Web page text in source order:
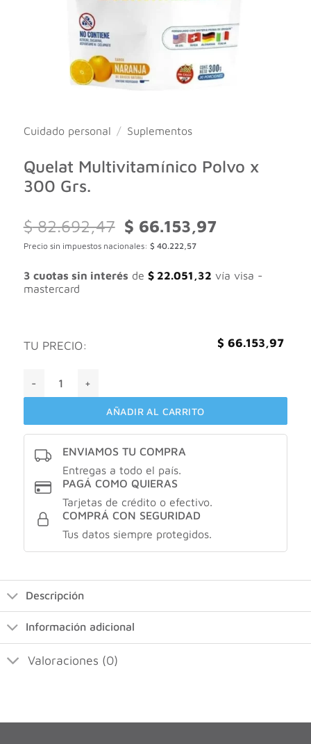
Cuidado personal / Suplementos
Quelat Multivitamínico Polvo x
300 Grs.
$82.692,47
El
precio
original
$ 82.692,47.
$ 66.153,97El
$ 66.153,97.
Precio sin impuestos nacionales: $ 40.222,57
3 cuotas sin interés de $22.051,32 vía visa -
mastercard
TU PRECIO: $ 66.153,97
AÑADIR AL CARRITO
ENVIAMOS TU COMPRA
Entregas a todo el país.
PAGÁ COMO QUIERAS
Tarjetas de crédito o efectivo.
COMPRÁ CON SEGURIDAD
Tus datos siempre protegidos.
Descripción
Información adicional
Valoraciones (0)